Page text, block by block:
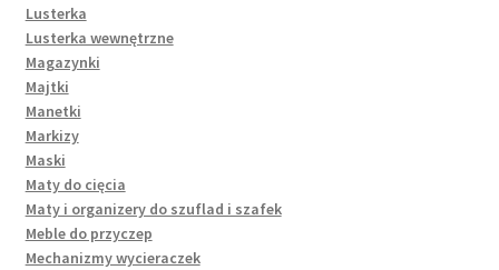
Lusterka
Lusterka wewnętrzne
Magazynki
Majtki
Manetki
Markizy
Maski
Maty do cięcia
Maty i organizery do szuflad i szafek
Meble do przyczep
Mechanizmy wycieraczek